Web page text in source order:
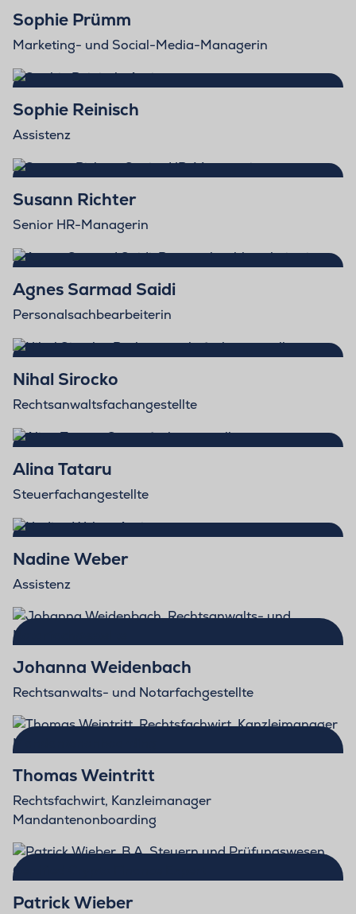
Sophie Prümm
Marketing- und Social-Media-Managerin
Sophie Reinisch
Assistenz
Susann Richter
Senior HR-Managerin
Agnes Sarmad Saidi
Personalsachbearbeiterin
Nihal Sirocko
Rechtsanwaltsfachangestellte
Alina Tataru
Steuerfachangestellte
Nadine Weber
Assistenz
Johanna Weidenbach
Rechtsanwalts- und Notarfachgestellte
Thomas Weintritt
Rechtsfachwirt, Kanzleimanager
Mandantenonboarding
Patrick Wieber